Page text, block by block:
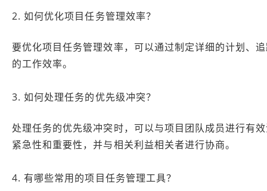
2. 如何优化项目任务管理效率？
要优化项目任务管理效率，可以通过制定详细的计划、
的工作效率。
3. 如何处理任务的优先级冲突？
处理任务的优先级冲突时，可以与项目团队成员进行有
紧急性和重要性，并与相关利益相关者进行协商。
4. 有哪些常用的项目任务管理工具？